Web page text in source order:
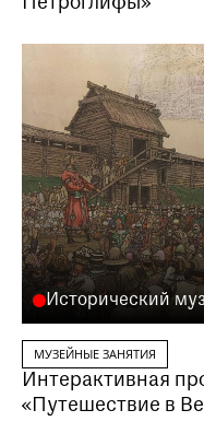
Заказать данную
+7
Или
Исторический
МУЗЕЙНЫЕ ЗАНЯТИЯ
Интерактивная
«Путешествие в